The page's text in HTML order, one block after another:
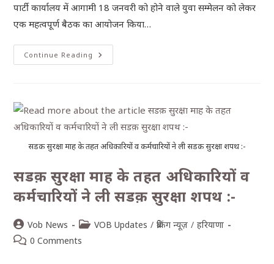
पार्टी कार्यालय में आगामी 18 जनवरी को होने वाले युवा सम्मेलन को लेकर
एक महत्वपूर्ण बैठक का आयोजन किया…
Continue Reading
सडक़ सुरक्षा माह के तहत अधिकारियों व कर्मचारियों ने ली सडक़ सुरक्षा शपथ :-
सडक़ सुरक्षा माह के तहत अधिकारियों व
कर्मचारियों ने ली सडक़ सुरक्षा शपथ :-
Vob News VOB Updates / ब्रेकिंग न्यूज़ / हरियाणा
0 Comments